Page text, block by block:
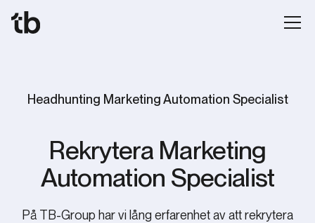
Headhunting Marketing Automation Specialist
Rekrytera Marketing
Automation Specialist
På TB-Group har vi lång erfarenhet av att rekrytera